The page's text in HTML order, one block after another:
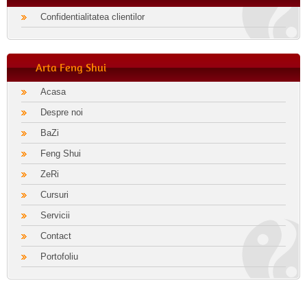
Confidentialitatea clientilor
Arta Feng Shui
Acasa
Despre noi
BaZi
Feng Shui
ZeRi
Cursuri
Servicii
Contact
Portofoliu